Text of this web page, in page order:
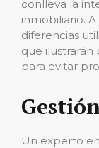
conlleva la
inmobiliario.
diferencias
que ilustrarán
para evitar
Un experto